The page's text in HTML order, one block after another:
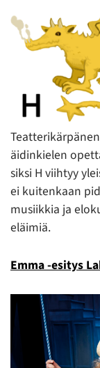
äidinkielen
siksi H viihtyy
ei kuitenkaan
musiikkia ja
eläimiä.
Emma -esitys